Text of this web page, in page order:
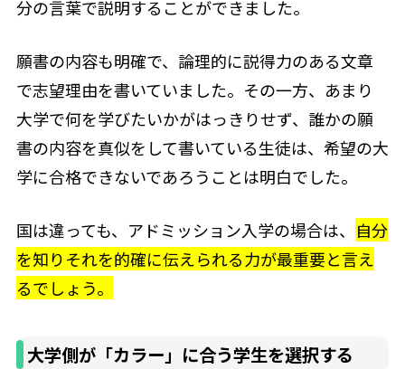
分の言葉で説明することができました。
願書の内容も明確で、論理的に説得力のある文章
で志望理由を書いていました。その一方、あまり
大学で何を学びたいかがはっきりせず、誰かの願
書の内容を真似をして書いている生徒は、希望の大
学に合格できないであろうことは明白でした。
国は違っても、アドミッション入学の場合は、
自分
を知りそれを的確に伝えられる力が最重要と言え
るでしょう。
大学側が「カラー」に合う学生を選択する